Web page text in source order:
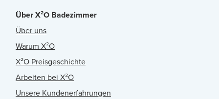
Über X²O Badezimmer
Über uns
Warum X²O
X²O Preisgeschichte
Arbeiten bei X²O
Unsere Kundenerfahrungen